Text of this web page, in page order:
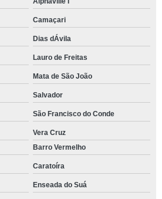
Camaçari
Dias dÁvila
Lauro de Freitas
Mata de São João
Salvador
São Francisco do Conde
Vera Cruz
Barro Vermelho
Caratoíra
Enseada do Suá